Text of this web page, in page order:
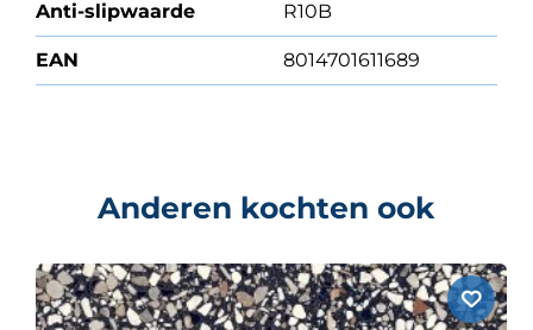
Anti-slipwaarde R10B
EAN 8014701611689
Anderen kochten ook